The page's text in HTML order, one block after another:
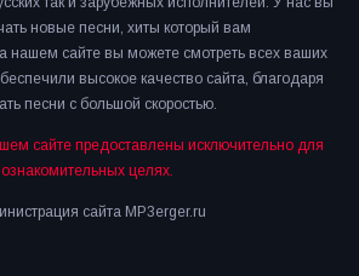
новые песни, хиты который вам
нашем сайте вы можете смотреть всех ваших
высокое качество сайта, благодаря
песни с большой скоростью.
сайте предоставлены исключительно для
ознакомительных целях.
сайта MP3erger.ru